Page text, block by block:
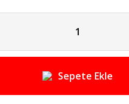
Sepete Ekle